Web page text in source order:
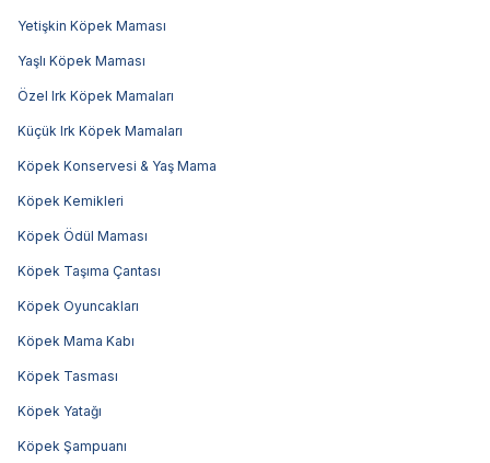
Yetişkin Köpek Maması
Yaşlı Köpek Maması
Özel Irk Köpek Mamaları
Küçük Irk Köpek Mamaları
Köpek Konservesi & Yaş Mama
Köpek Kemikleri
Köpek Ödül Maması
Köpek Taşıma Çantası
Köpek Oyuncakları
Köpek Mama Kabı
Köpek Tasması
Köpek Yatağı
Köpek Şampuanı